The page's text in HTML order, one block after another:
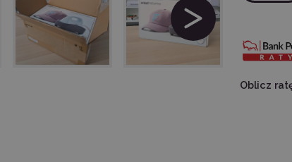
Oblicz